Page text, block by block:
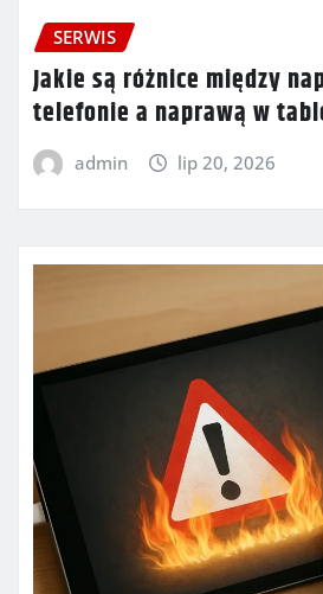
SERWIS
Jakie są różnice między
telefonie a naprawą w
admin lip 20, 2026